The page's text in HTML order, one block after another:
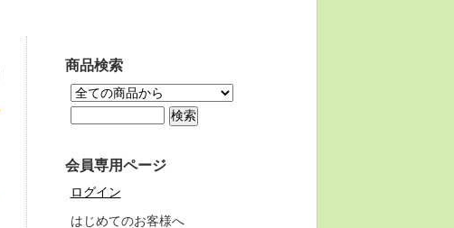
商品検索
会員専用ページ
ログイン
はじめてのお客様へ